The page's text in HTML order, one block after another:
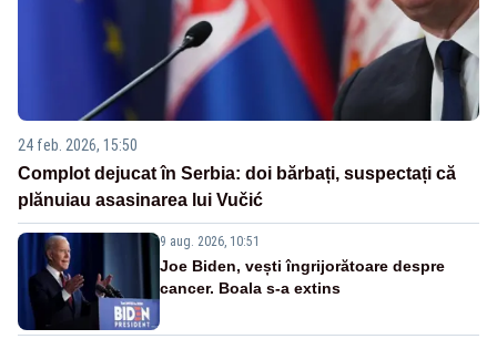
24 feb. 2026, 15:50
Complot dejucat în Serbia: doi bărbați, suspectați că
plănuiau asasinarea lui Vučić
9 aug. 2026, 10:51
Joe Biden, vești îngrijorătoare despre
cancer. Boala s-a extins